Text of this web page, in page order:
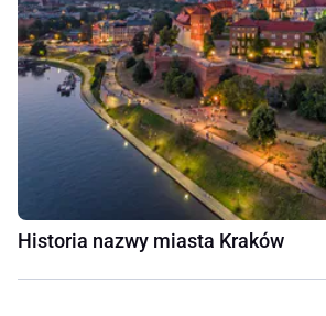
Historia nazwy miasta Kraków